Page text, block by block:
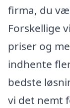
firma, du
Forskellige
priser og
indhente
bedste
vi det nemt